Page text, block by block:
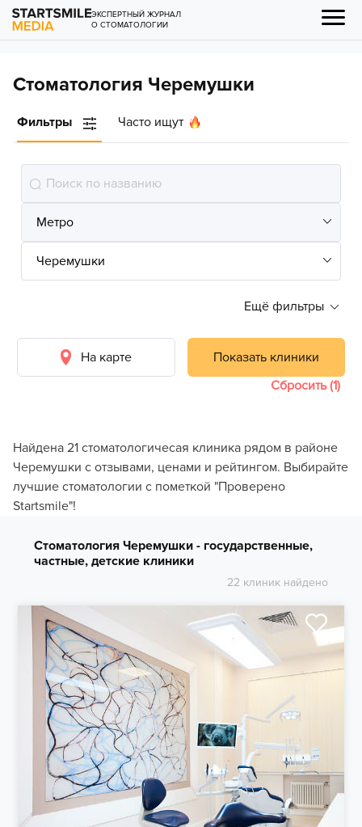
ЭКСПЕРТНЫЙ ЖУРНАЛ
О СТОМАТОЛОГИИ
Стоматология Черемушки
Фильтры Часто ищут
Ещё фильтры
На карте
Показать клиники
Сбросить (1)
Найдена 21 стоматологичесая клиника рядом в районе
Черемушки с отзывами, ценами и рейтингом. Выбирайте
лучшие стоматологии с пометкой "Проверено
Startsmile"!
Стоматология Черемушки - государственные,
частные, детские клиники
22 клиник найдено